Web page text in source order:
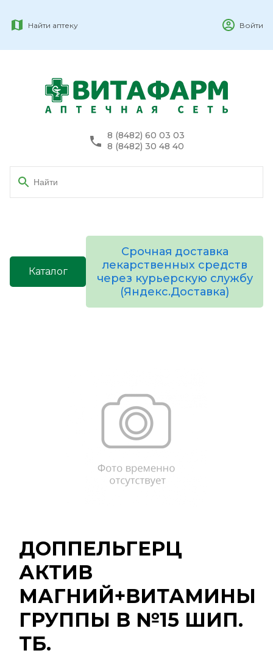
Найти аптеку Войти
8 (8482) 60 03 03
8 (8482) 30 48 40
Каталог
Срочная доставка
лекарственных средств
через курьерскую службу
(Яндекс.Доставка)
ДОППЕЛЬГЕРЦ
АКТИВ
МАГНИЙ+ВИТАМИНЫ
ГРУППЫ В №15 ШИП.
ТБ.